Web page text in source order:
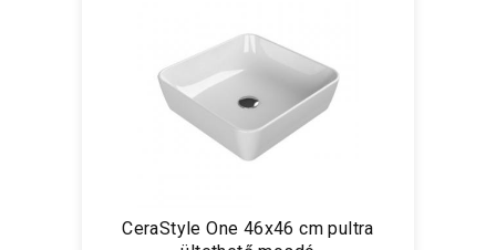
CeraStyle One 46x46 cm pultra